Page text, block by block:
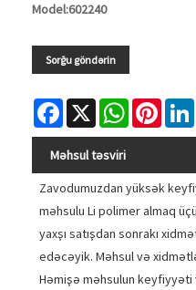
Model:602240
Sorğu göndərin
Facebook
X WhatsApp
Məhsul təsviri
Zavodumuzdan yüksək
məhsulu Li polimer almaq
yaxşı satışdan sonrakı
edəcəyik. Məhsul və
Həmişə məhsulun keyfiyyəti